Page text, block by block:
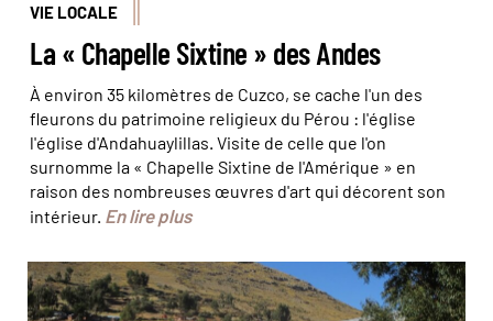
VIE LOCALE
La « Chapelle Sixtine » des Andes
À environ 35 kilomètres de Cuzco, se cache l'un des
fleurons du patrimoine religieux du Pérou : l'église
l'église d'Andahuaylillas. Visite de celle que l'on
surnomme la « Chapelle Sixtine de l'Amérique » en
raison des nombreuses œuvres d'art qui décorent son
intérieur. En lire plus
Bienvenue à Llachón ! © Felipe